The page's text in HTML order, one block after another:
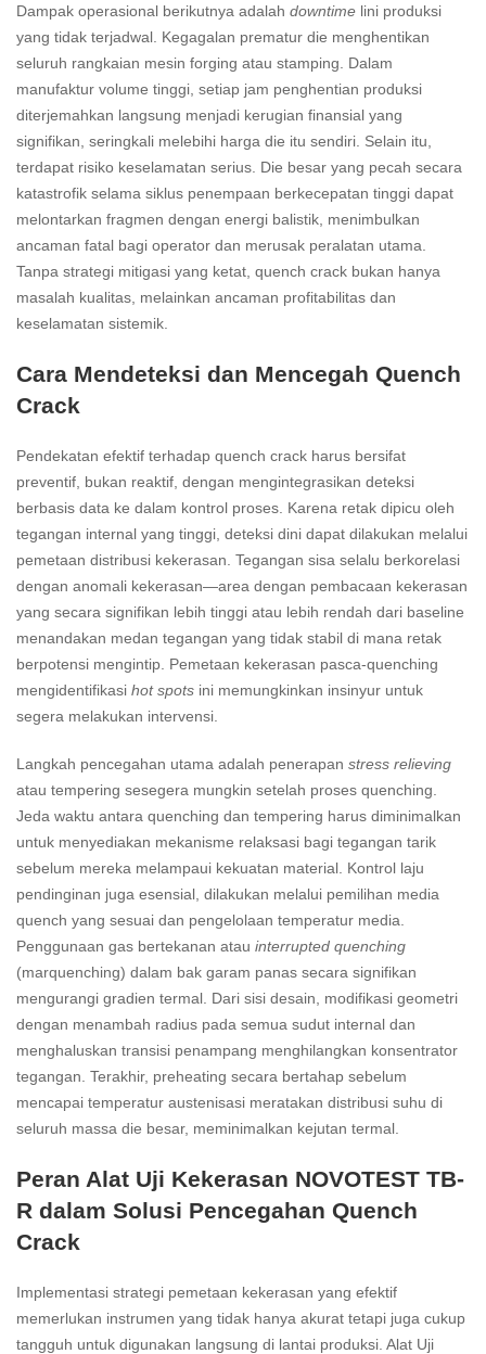
Dampak operasional berikutnya adalah downtime lini produksi
yang tidak terjadwal. Kegagalan prematur die menghentikan
seluruh rangkaian mesin forging atau stamping. Dalam
manufaktur volume tinggi, setiap jam penghentian produksi
diterjemahkan langsung menjadi kerugian finansial yang
signifikan, seringkali melebihi harga die itu sendiri. Selain itu,
terdapat risiko keselamatan serius. Die besar yang pecah secara
katastrofik selama siklus penempaan berkecepatan tinggi dapat
melontarkan fragmen dengan energi balistik, menimbulkan
ancaman fatal bagi operator dan merusak peralatan utama.
Tanpa strategi mitigasi yang ketat, quench crack bukan hanya
masalah kualitas, melainkan ancaman profitabilitas dan
keselamatan sistemik.
Cara Mendeteksi dan Mencegah Quench
Crack
Pendekatan efektif terhadap quench crack harus bersifat
preventif, bukan reaktif, dengan mengintegrasikan deteksi
berbasis data ke dalam kontrol proses. Karena retak dipicu oleh
tegangan internal yang tinggi, deteksi dini dapat dilakukan melalui
pemetaan distribusi kekerasan. Tegangan sisa selalu berkorelasi
dengan anomali kekerasan—area dengan pembacaan kekerasan
yang secara signifikan lebih tinggi atau lebih rendah dari baseline
menandakan medan tegangan yang tidak stabil di mana retak
berpotensi mengintip. Pemetaan kekerasan pasca-quenching
mengidentifikasi hot spots ini memungkinkan insinyur untuk
segera melakukan intervensi.
Langkah pencegahan utama adalah penerapan stress relieving
atau tempering sesegera mungkin setelah proses quenching.
Jeda waktu antara quenching dan tempering harus diminimalkan
untuk menyediakan mekanisme relaksasi bagi tegangan tarik
sebelum mereka melampaui kekuatan material. Kontrol laju
pendinginan juga esensial, dilakukan melalui pemilihan media
quench yang sesuai dan pengelolaan temperatur media.
Penggunaan gas bertekanan atau interrupted quenching
(marquenching) dalam bak garam panas secara signifikan
mengurangi gradien termal. Dari sisi desain, modifikasi geometri
dengan menambah radius pada semua sudut internal dan
menghaluskan transisi penampang menghilangkan konsentrator
tegangan. Terakhir, preheating secara bertahap sebelum
mencapai temperatur austenisasi meratakan distribusi suhu di
seluruh massa die besar, meminimalkan kejutan termal.
Peran Alat Uji Kekerasan NOVOTEST TB-
R dalam Solusi Pencegahan Quench
Crack
Implementasi strategi pemetaan kekerasan yang efektif
memerlukan instrumen yang tidak hanya akurat tetapi juga cukup
tangguh untuk digunakan langsung di lantai produksi. Alat Uji